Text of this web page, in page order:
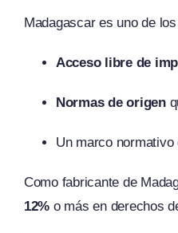
Madagascar es uno de
Acceso libre de
Normas de origen
Un marco
Como fabricante de
12% o más en derechos